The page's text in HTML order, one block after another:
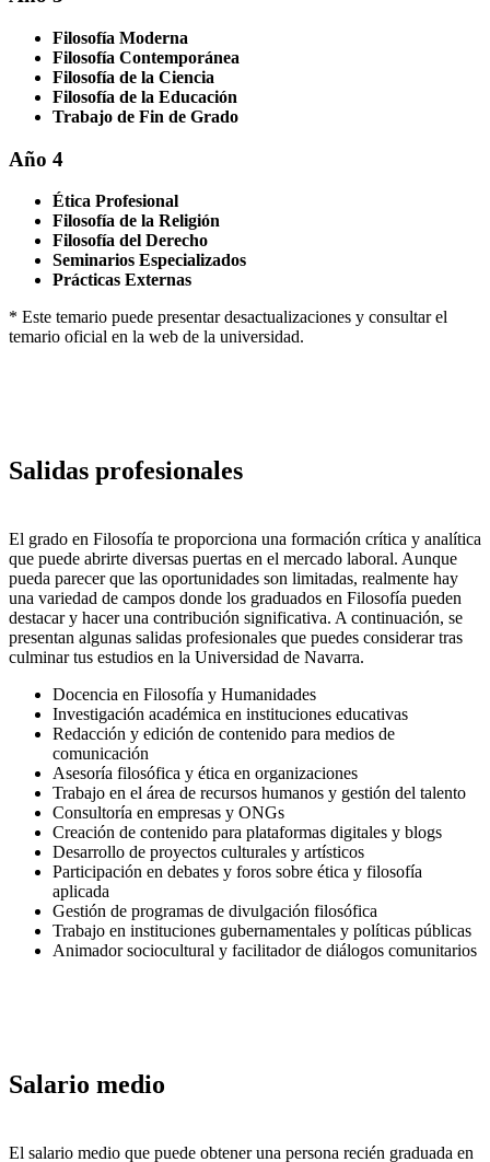
Filosofía Moderna
Filosofía Contemporánea
Filosofía de la Ciencia
Filosofía de la Educación
Trabajo de Fin de Grado
Año 4
Ética Profesional
Filosofía de la Religión
Filosofía del Derecho
Seminarios Especializados
Prácticas Externas
* Este temario puede presentar desactualizaciones y consultar el
temario oficial en la web de la universidad.
Salidas profesionales
El grado en Filosofía te proporciona una formación crítica y analítica
que puede abrirte diversas puertas en el mercado laboral. Aunque
pueda parecer que las oportunidades son limitadas, realmente hay
una variedad de campos donde los graduados en Filosofía pueden
destacar y hacer una contribución significativa. A continuación, se
presentan algunas salidas profesionales que puedes considerar tras
culminar tus estudios en la Universidad de Navarra.
Docencia en Filosofía y Humanidades
Investigación académica en instituciones educativas
Redacción y edición de contenido para medios de
comunicación
Asesoría filosófica y ética en organizaciones
Trabajo en el área de recursos humanos y gestión del talento
Consultoría en empresas y ONGs
Creación de contenido para plataformas digitales y blogs
Desarrollo de proyectos culturales y artísticos
Participación en debates y foros sobre ética y filosofía
aplicada
Gestión de programas de divulgación filosófica
Trabajo en instituciones gubernamentales y políticas públicas
Animador sociocultural y facilitador de diálogos comunitarios
Salario medio
El salario medio que puede obtener una persona recién graduada en